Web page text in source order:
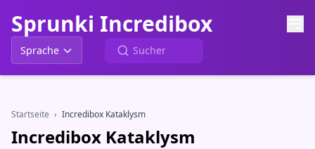
Sprunki Incredibox
Sprache
Startseite › Incredibox Kataklysm
Incredibox Kataklysm